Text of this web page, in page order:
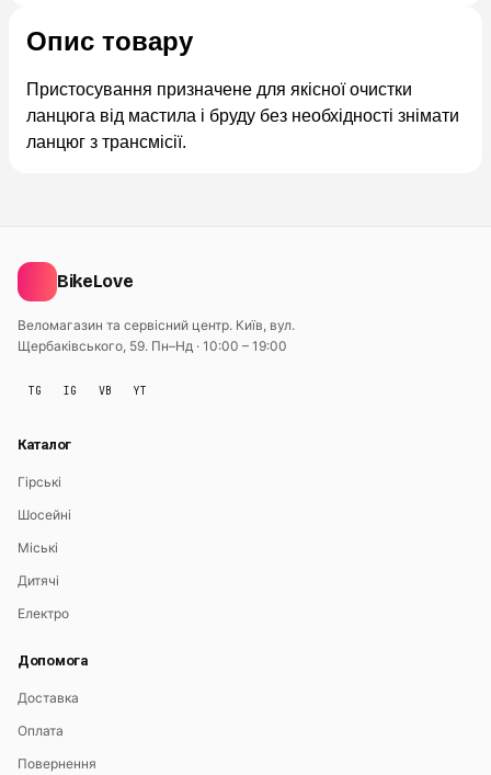
Опис товару
Пристосування призначене для якісної очистки
ланцюга від мастила і бруду без необхідності знімати
ланцюг з трансмісії.
BikeLove
Веломагазин та сервісний центр. Київ, вул.
Щербаківського, 59. Пн–Нд · 10:00 – 19:00
TG IG VB YT
Каталог
Гірські
Шосейні
Міські
Дитячі
Електро
Допомога
Доставка
Оплата
Повернення